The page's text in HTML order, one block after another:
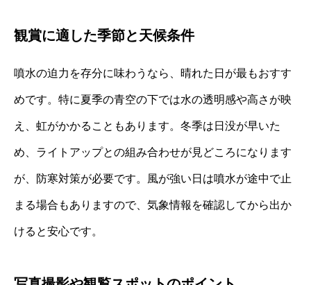
観賞に適した季節と天候条件
噴水の迫力を存分に味わうなら、晴れた日が最もおすす
めです。特に夏季の青空の下では水の透明感や高さが映
え、虹がかかることもあります。冬季は日没が早いた
め、ライトアップとの組み合わせが見どころになります
が、防寒対策が必要です。風が強い日は噴水が途中で止
まる場合もありますので、気象情報を確認してから出か
けると安心です。